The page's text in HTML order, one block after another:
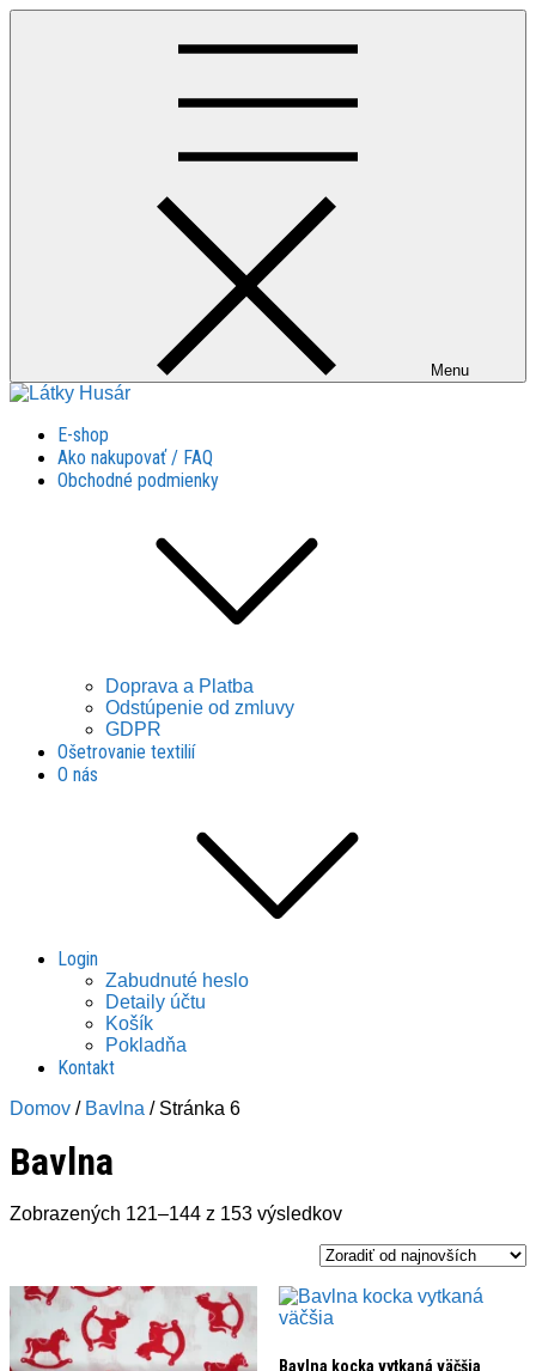
Skip
Menu
Látky Husár
Látky Husár
E-shop
Ako nakupovať / FAQ
Obchodné podmienky
Doprava a Platba
Odstúpenie od zmluvy
GDPR
Ošetrovanie textilií
O nás
Login
Zabudnuté heslo
Detaily účtu
Košík
Pokladňa
Kontakt
Domov / Bavlna / Stránka 6
Bavlna
Zobrazených 121–144 z 153 výsledkovZoradené
najnovších
Bavlna kocka vytkaná väčšia